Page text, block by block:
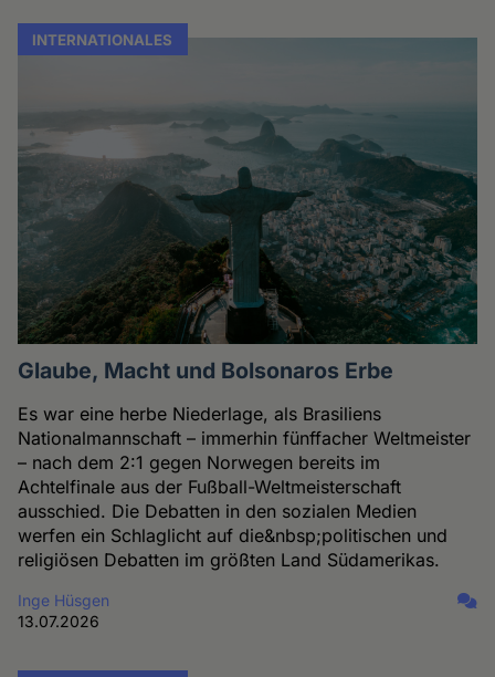
INTERNATIONALES
Glaube, Macht und Bolsonaros Erbe
Es war eine herbe Niederlage, als Brasiliens
Nationalmannschaft – immerhin fünffacher Weltmeister
– nach dem 2:1 gegen Norwegen bereits im
Achtelfinale aus der Fußball-Weltmeisterschaft
ausschied. Die Debatten in den sozialen Medien
werfen ein Schlaglicht auf die&nbsp;politischen und
religiösen Debatten im größten Land Südamerikas.
Inge Hüsgen
13.07.2026